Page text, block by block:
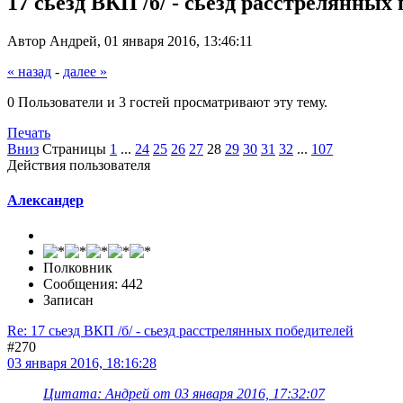
Автор Андрей, 01 января 2016, 13:46:11
« назад - далее »
0 Пользователи и 3 гостей просматривают эту тему.
Печать
Вниз Страницы 1 ... 24 25 26 27 28 29 30 31 32 ... 107
Действия пользователя
Александер
Полковник
Сообщения: 442
Записан
Re: 17 сьезд ВКП /б/ - сьезд расстрелянных победителей
#270
03 января 2016, 18:16:28
Цитата: Андрей от 03 января 2016, 17:32:07